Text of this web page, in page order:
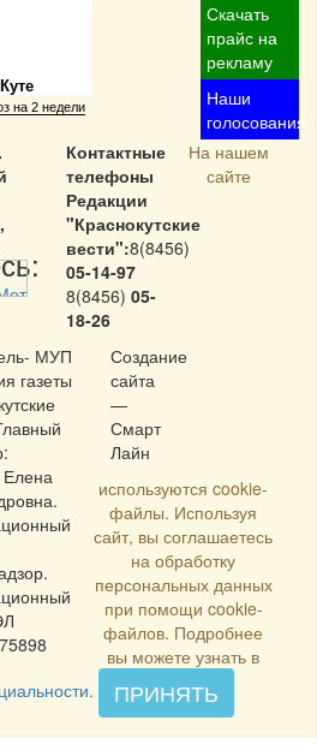
на 2 недели
Скачать
прайс на
рекламу
Наши
голосования
Контактные
телефоны
Редакции
"Краснокутские
вести":8(8456)
05-14-97
8(8456) 05-
18-26
МУП
газеты
Создание
сайта
—
Смарт
Лайн
На нашем
сайте
используются cookie-
файлы. Используя
сайт, вы соглашаетесь
на обработку
персональных данных
при помощи cookie-
файлов. Подробнее
вы можете узнать в
. ПРИНЯТЬ